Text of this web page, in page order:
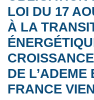
LOI DU 17
À LA
DE L’ADEME
FRANCE